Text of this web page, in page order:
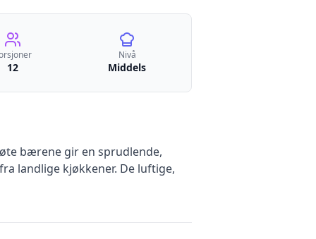
12
Nivå
Middels
bærene gir en sprudlende,
landlige kjøkkener. De luftige,